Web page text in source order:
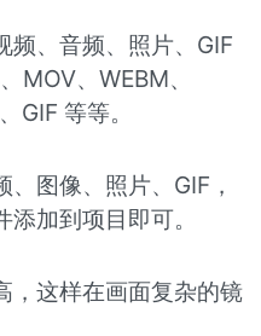
、音频、照片、GIF
、WEBM、
GIF 等等。
图像、照片、GIF，
添加到项目即可。
，这样在画面复杂的镜